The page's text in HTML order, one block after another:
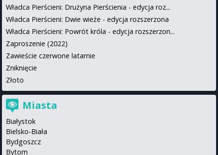
Władca Pierścieni: Drużyna Pierścienia - edycja roz...
Władca Pierścieni: Dwie wieże - edycja rozszerzona
Władca Pierścieni: Powrót króla - edycja rozszerzon...
Zaproszenie (2022)
Zawieście czerwone latarnie
Zniknięcie
Złoto
Miasta
Białystok
Bielsko-Biała
Bydgoszcz
Bytom